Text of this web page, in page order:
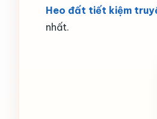
Heo đất tiết kiệm
nhất.